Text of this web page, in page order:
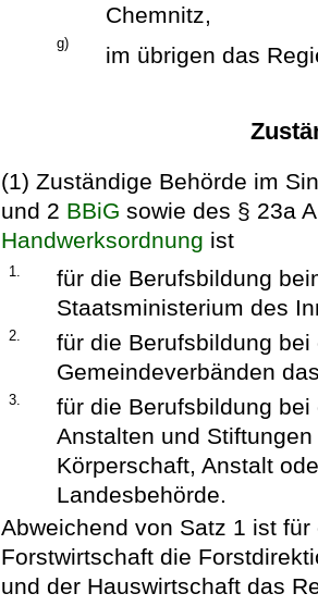
Chemnitz,
g) im übrigen das
(1) Zuständige Behörde im
und 2 BBiG sowie des § 23a
Handwerksordnung ist
1.
für die Berufsbildung
Staatsministerium des
2.
für die Berufsbildung
Gemeindeverbänden
3.
für die Berufsbildung
Anstalten und
Körperschaft, Anstalt
Landesbehörde.
Abweichend von Satz 1 ist
Forstwirtschaft die
und der Hauswirtschaft das